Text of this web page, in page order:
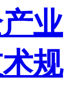
业
规